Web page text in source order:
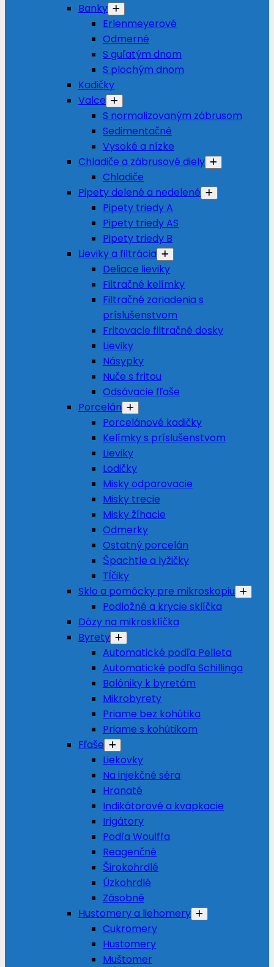
Banky
Erlenmeyerové
Odmerné
S guľatým dnom
S plochým dnom
Kadičky
Valce
S normalizovaným zábrusom
Sedimentačné
Vysoké a nízke
Chladiče a zábrusové diely
Chladiče
Pipety delené a nedelené
Pipety triedy A
Pipety triedy AS
Pipety triedy B
Lieviky a filtrácia
Deliace lieviky
Filtračné kelímky
Filtračné zariadenia s
príslušenstvom
Fritovacie filtračné dosky
Lieviky
Násypky
Nuče s fritou
Odsávacie fľaše
Porcelán
Porcelánové kadičky
Kelímky s príslušenstvom
Lieviky
Lodičky
Misky odparovacie
Misky trecie
Misky žíhacie
Odmerky
Ostatný porcelán
Špachtle a lyžičky
Tĺčiky
Sklo a pomôcky pre mikroskopiu
Podložné a krycie sklíčka
Dózy na mikrosklíčka
Byrety
Automatické podľa Pelleta
Automatické podľa Schillinga
Balóniky k byretám
Mikrobyrety
Priame bez kohútika
Priame s kohútikom
Fľaše
Liekovky
Na injekčné séra
Hranaté
Indikátorové a kvapkacie
Irigátory
Podľa Woulffa
Reagenčné
Širokohrdlé
Úzkohrdlé
Zásobné
Hustomery a liehomery
Cukromery
Hustomery
Muštomer